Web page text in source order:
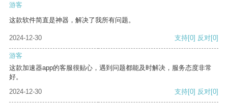
游客
这款软件简直是神器，解决了我所有问题。
2024-12-30 支持[0] 反对[0]
游客
这款加速器app的客服很贴心，遇到问题都能及时解决，服务态度非常
好。
2024-12-30
支持[0] 反对[0]